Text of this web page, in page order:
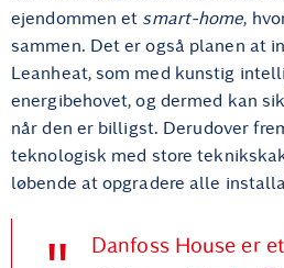
ejendommen et smart-home,
sammen. Det er også planen at
Leanheat, som med kunstig
energibehovet, og dermed kan
når den er billigst. Derudover
teknologisk med store
løbende at opgradere alle
Danfoss House er